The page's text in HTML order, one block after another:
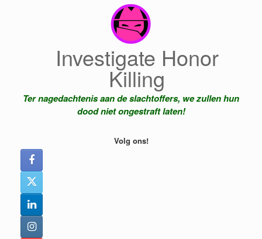
Investigate Honor
Killing
Ter nagedachtenis aan de slachtoffers, we zullen hun
dood niet ongestraft laten!
Volg ons!